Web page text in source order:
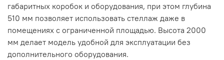
габаритных коробок и оборудования, при этом глубина
510 мм позволяет использовать стеллаж даже в
помещениях с ограниченной площадью. Высота 2000
мм делает модель удобной для эксплуатации без
дополнительного оборудования.